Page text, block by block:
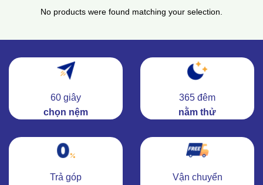
No products were found matching your selection.
60 giây
chọn nệm
365 đêm
nằm thử
Trả góp
Vận chuyển